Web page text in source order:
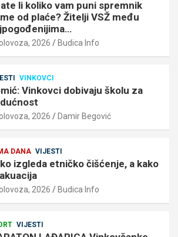
li koliko vam puni spremnik
od plaće? Žitelji VSŽ među
2026 Budica Info
VINKOVCI
Vinkovci dobivaju školu za
2026 Damir Begović
DANA VIJESTI
izgleda etničko čišćenje, a kako
2026 Budica Info
VIJESTI